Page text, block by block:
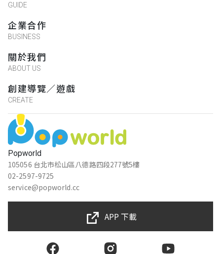
Popworld
105056 台北市松山區八德路四段277號5樓
02-2597-9725
service@popworld.cc
GUIDE
企業合作
BUSINESS
關於我們
ABOUT US
創建導覽／遊戲
CREATE
APP 下載